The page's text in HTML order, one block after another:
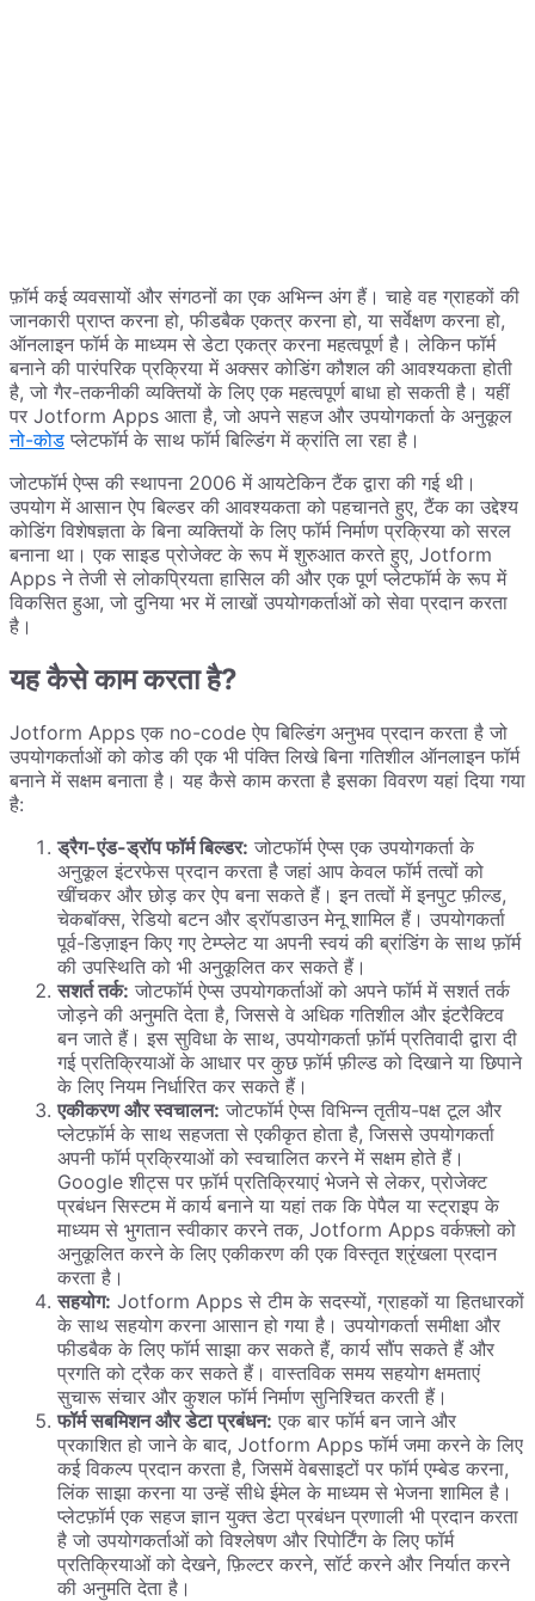
फ़ॉर्म कई व्यवसायों और संगठनों का एक अभिन्न अंग हैं। चाहे वह ग्राहकों की
जानकारी प्राप्त करना हो, फीडबैक एकत्र करना हो, या सर्वेक्षण करना हो,
ऑनलाइन फॉर्म के माध्यम से डेटा एकत्र करना महत्वपूर्ण है। लेकिन फॉर्म
बनाने की पारंपरिक प्रक्रिया में अक्सर कोडिंग कौशल की आवश्यकता होती
है, जो गैर-तकनीकी व्यक्तियों के लिए एक महत्वपूर्ण बाधा हो सकती है। यहीं
पर Jotform Apps आता है, जो अपने सहज और उपयोगकर्ता के अनुकूल
नो-कोड प्लेटफॉर्म के साथ फॉर्म बिल्डिंग में क्रांति ला रहा है।
जोटफॉर्म ऐप्स की स्थापना 2006 में आयटेकिन टैंक द्वारा की गई थी।
उपयोग में आसान ऐप बिल्डर की आवश्यकता को पहचानते हुए, टैंक का उद्देश्य
कोडिंग विशेषज्ञता के बिना व्यक्तियों के लिए फॉर्म निर्माण प्रक्रिया को सरल
बनाना था। एक साइड प्रोजेक्ट के रूप में शुरुआत करते हुए, Jotform
Apps ने तेजी से लोकप्रियता हासिल की और एक पूर्ण प्लेटफॉर्म के रूप में
विकसित हुआ, जो दुनिया भर में लाखों उपयोगकर्ताओं को सेवा प्रदान करता
है।
यह कैसे काम करता है?
Jotform Apps एक no-code ऐप बिल्डिंग अनुभव प्रदान करता है जो
उपयोगकर्ताओं को कोड की एक भी पंक्ति लिखे बिना गतिशील ऑनलाइन फॉर्म
बनाने में सक्षम बनाता है। यह कैसे काम करता है इसका विवरण यहां दिया गया
है:
ड्रैग-एंड-ड्रॉप फॉर्म बिल्डर: जोटफॉर्म ऐप्स एक उपयोगकर्ता के
अनुकूल इंटरफेस प्रदान करता है जहां आप केवल फॉर्म तत्वों को
खींचकर और छोड़ कर ऐप बना सकते हैं। इन तत्वों में इनपुट फ़ील्ड,
चेकबॉक्स, रेडियो बटन और ड्रॉपडाउन मेनू शामिल हैं। उपयोगकर्ता
पूर्व-डिज़ाइन किए गए टेम्प्लेट या अपनी स्वयं की ब्रांडिंग के साथ फ़ॉर्म
की उपस्थिति को भी अनुकूलित कर सकते हैं।
सशर्त तर्क: जोटफॉर्म ऐप्स उपयोगकर्ताओं को अपने फॉर्म में सशर्त तर्क
जोड़ने की अनुमति देता है, जिससे वे अधिक गतिशील और इंटरैक्टिव
बन जाते हैं। इस सुविधा के साथ, उपयोगकर्ता फ़ॉर्म प्रतिवादी द्वारा दी
गई प्रतिक्रियाओं के आधार पर कुछ फ़ॉर्म फ़ील्ड को दिखाने या छिपाने
के लिए नियम निर्धारित कर सकते हैं।
एकीकरण और स्वचालन: जोटफॉर्म ऐप्स विभिन्न तृतीय-पक्ष टूल और
प्लेटफ़ॉर्म के साथ सहजता से एकीकृत होता है, जिससे उपयोगकर्ता
अपनी फॉर्म प्रक्रियाओं को स्वचालित करने में सक्षम होते हैं।
Google शीट्स पर फ़ॉर्म प्रतिक्रियाएं भेजने से लेकर, प्रोजेक्ट
प्रबंधन सिस्टम में कार्य बनाने या यहां तक ​​कि पेपैल या स्ट्राइप के
माध्यम से भुगतान स्वीकार करने तक, Jotform Apps वर्कफ़्लो को
अनुकूलित करने के लिए एकीकरण की एक विस्तृत श्रृंखला प्रदान
करता है।
सहयोग: Jotform Apps से टीम के सदस्यों, ग्राहकों या हितधारकों
के साथ सहयोग करना आसान हो गया है। उपयोगकर्ता समीक्षा और
फीडबैक के लिए फॉर्म साझा कर सकते हैं, कार्य सौंप सकते हैं और
प्रगति को ट्रैक कर सकते हैं। वास्तविक समय सहयोग क्षमताएं
सुचारू संचार और कुशल फॉर्म निर्माण सुनिश्चित करती हैं।
फॉर्म सबमिशन और डेटा प्रबंधन: एक बार फॉर्म बन जाने और
प्रकाशित हो जाने के बाद, Jotform Apps फॉर्म जमा करने के लिए
कई विकल्प प्रदान करता है, जिसमें वेबसाइटों पर फॉर्म एम्बेड करना,
लिंक साझा करना या उन्हें सीधे ईमेल के माध्यम से भेजना शामिल है।
प्लेटफ़ॉर्म एक सहज ज्ञान युक्त डेटा प्रबंधन प्रणाली भी प्रदान करता
है जो उपयोगकर्ताओं को विश्लेषण और रिपोर्टिंग के लिए फॉर्म
प्रतिक्रियाओं को देखने, फ़िल्टर करने, सॉर्ट करने और निर्यात करने
की अनुमति देता है।